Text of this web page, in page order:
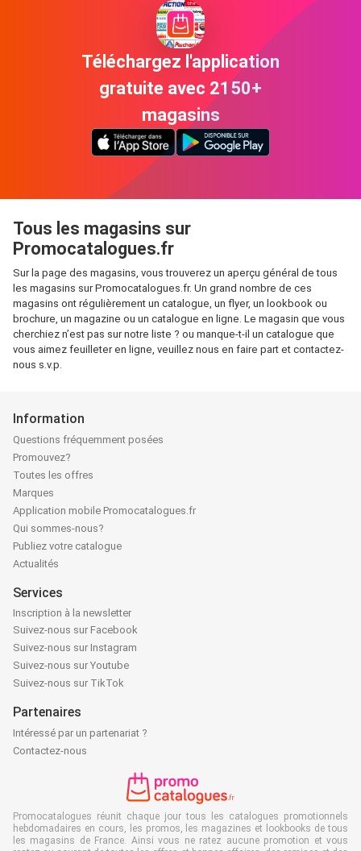
Téléchargez l'application
gratuite avec 2150+
magasins
Tous les magasins sur
Promocatalogues.fr
Sur la page des magasins, vous trouverez un aperçu général de tous
les magasins sur Promocatalogues.fr. Un grand nombre de ces
magasins ont régulièrement un catalogue, un flyer, un lookbook ou
brochure, un magazine ou un catalogue en ligne. Le magasin que vous
cherchiez n’est pas sur notre liste ? ou manque-t-il un catalogue que
vous aimez feuilleter en ligne, veuillez nous en faire part et contactez-
nous s.v.p.
Information
Questions fréquemment posées
Promouvez?
Toutes les offres
Marques
Application mobile Promocatalogues.fr
Qui sommes-nous?
Publiez votre catalogue
Actualités
Services
Inscription à la newsletter
Suivez-nous sur Facebook
Suivez-nous sur Instagram
Suivez-nous sur Youtube
Suivez-nous sur TikTok
Partenaires
Intéressé par un partenariat ?
Contactez-nous
Promocatalogues réunit chaque jour tous les catalogues promotionnels
hebdomadaires en cours, les promos, les magazines et lookbooks de tous
les magasins de France. Ainsi vous ne ratez aucune promotion et vous